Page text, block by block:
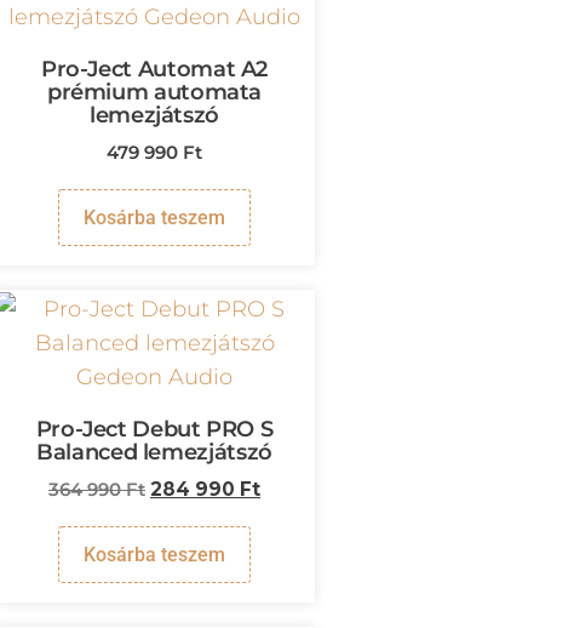
Pro-Ject Automat A2
prémium automata
lemezjátszó
479 990 Ft
Kosárba teszem
Pro-Ject Debut PRO S
Balanced lemezjátszó
364 990Ft 284 990 Ft
Kosárba teszem